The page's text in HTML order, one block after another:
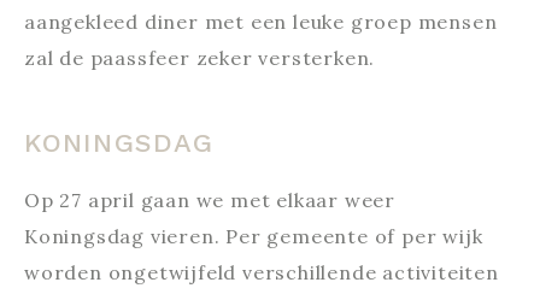
aangekleed diner met een leuke groep mensen
zal de paassfeer zeker versterken.
KONINGSDAG
Op 27 april gaan we met elkaar weer
Koningsdag vieren. Per gemeente of per wijk
worden ongetwijfeld verschillende activiteiten